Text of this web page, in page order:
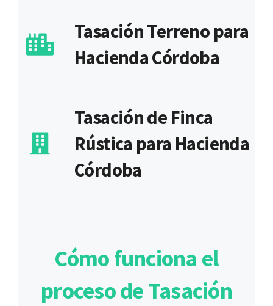
Tasación Terreno para
Hacienda Córdoba
Tasación de Finca
Rústica para Hacienda
Córdoba
Cómo funciona el
proceso de Tasación